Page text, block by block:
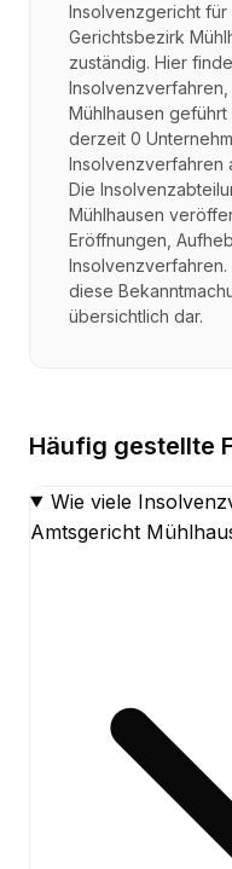
Insolvenzgericht für
Gerichtsbezirk
zuständig. Hier
Mühlhausen
derzeit 0
Insolvenzverfahren
Die
Mühlhausen
Eröffnungen,
diese
übersichtlich dar.
Häufig gestellte
Wie viele
Amtsgericht